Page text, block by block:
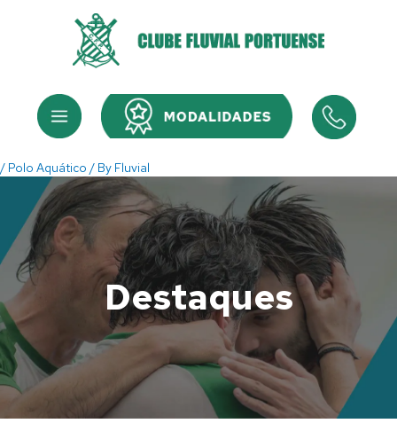
Menu Menu
/ Polo Aquático / By Fluvial
Destaques